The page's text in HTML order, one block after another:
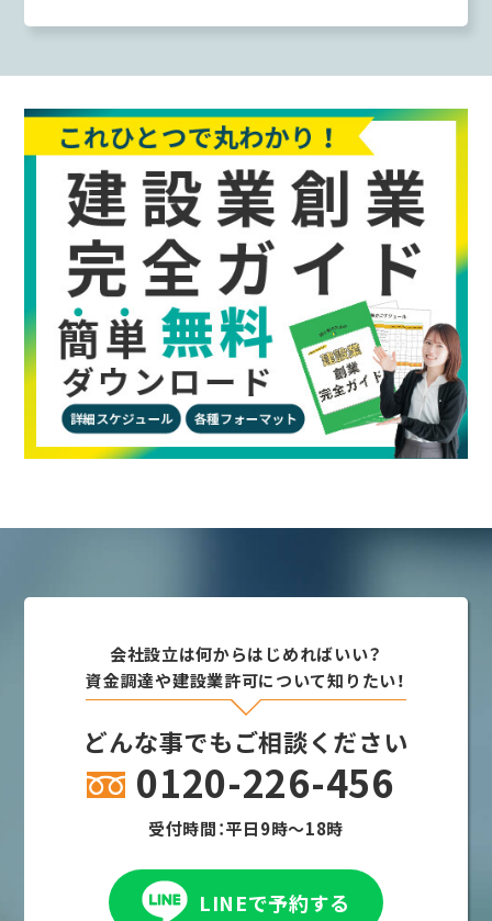
会社設立は何からはじめればいい？
資金調達や建設業許可について知りたい！
どんな事でもご相談ください
0120-226-456
受付時間：平日9時～18時
LINEで予約する